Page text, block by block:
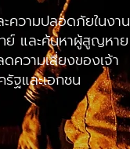
ความปลอดภัยในงาน
และค้นหาผู้สูญหาย
ความเสี่ยงของเจ้า
ฐและเอกชน